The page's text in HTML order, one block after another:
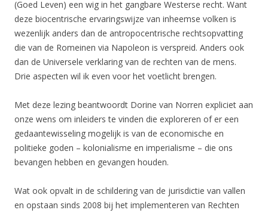
(Goed Leven) een wig in het gangbare Westerse recht. Want
deze biocentrische ervaringswijze van inheemse volken is
wezenlijk anders dan de antropocentrische rechtsopvatting
die van de Romeinen via Napoleon is verspreid. Anders ook
dan de Universele verklaring van de rechten van de mens.
Drie aspecten wil ik even voor het voetlicht brengen.
Met deze lezing beantwoordt Dorine van Norren expliciet aan
onze wens om inleiders te vinden die exploreren of er een
gedaantewisseling mogelijk is van de economische en
politieke goden – kolonialisme en imperialisme – die ons
bevangen hebben en gevangen houden.
Wat ook opvalt in de schildering van de jurisdictie van vallen
en opstaan sinds 2008 bij het implementeren van Rechten